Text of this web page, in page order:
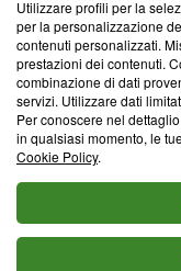
Informativa Privacy
Cookie Policy
Blasting SA, IDI
Lugano (Svizzera)
© 2026 Blasting News
Utilizzare profili per la
per la personalizzazione
contenuti personalizzati.
prestazioni dei contenuti.
combinazione di dati
servizi. Utilizzare dati
Per conoscere nel
in qualsiasi momento, le
Cookie Policy.